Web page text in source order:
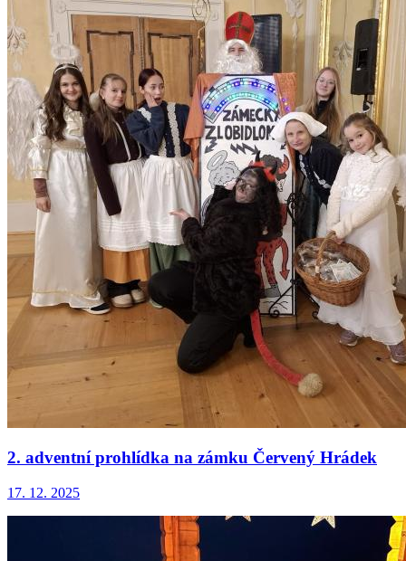
2. adventní prohlídka na zámku Červený Hrádek
17. 12. 2025